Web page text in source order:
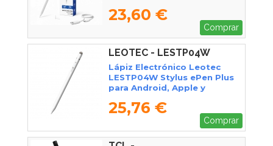
23,60 €
Comprar
LEOTEC - LESTP04W
Lápiz Electrónico Leotec
LESTP04W Stylus ePen Plus
para Android, Apple y
25,76 €
Comprar